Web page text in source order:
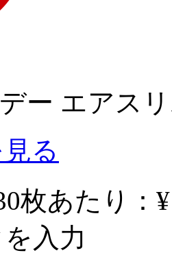
ー エアス
る
枚あたり：
入力